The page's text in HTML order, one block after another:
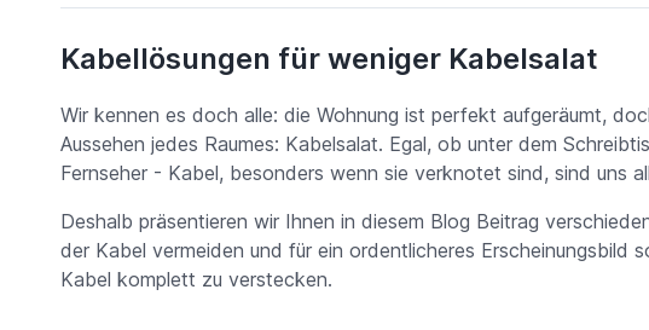
Kabellösungen für weniger Kabelsalat
Wir kennen es doch alle: die Wohnung ist perfekt aufgeräumt,
Aussehen jedes Raumes: Kabelsalat. Egal, ob unter dem
Fernseher - Kabel, besonders wenn sie verknotet sind, sind uns
Deshalb präsentieren wir Ihnen in diesem Blog Beitrag
der Kabel vermeiden und für ein ordentlicheres Erscheinungsbild
Kabel komplett zu verstecken.